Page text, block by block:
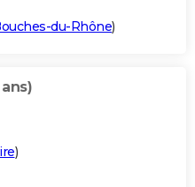
du-Rhône)
)